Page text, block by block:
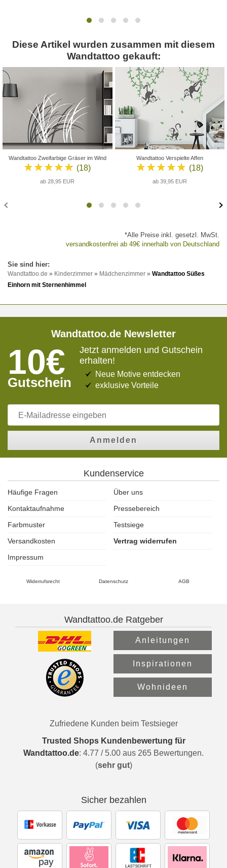
Diese Artikel wurden zusammen mit diesem
Wandtattoo gekauft:
Wandtattoo Zweifarbige Gräser im Wind
★★★★★ (18)
ab 28,95 EUR
Wandtattoo Verspielte Affen
★★★★★ (18)
ab 39,95 EUR
*Alle Preise inkl. gesetzl. MwSt.
versandkostenfrei ab 49€ innerhalb von Deutschland
Wandtattoo.de » Kinderzimmer » Mädchenzimmer » Wandtattoo Süßes
Einhorn mit Sternenhimmel
Wandtattoo.de Newsletter
10€
Gutschein
Jetzt anmelden und Gutschein
erhalten!
Neue Motive entdecken
exklusive Vorteile
Anmelden
Kundenservice
Häufige Fragen
Über uns
Kontaktaufnahme
Pressebereich
Farbmuster
Testsiege
Versandkosten
Vertrag widerrufen
Impressum
Widerrufsrecht Datenschutz AGB
Wandtattoo.de Ratgeber
Anleitungen
Inspirationen
Wohnideen
Zufriedene Kunden beim Testsieger
Trusted Shops Kundenbewertung für
Wandtattoo.de: 4.77 / 5.00 aus 265 Bewertungen.
(sehr gut)
Sicher bezahlen